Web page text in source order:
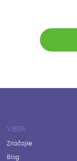
VIBER
Značajke
Blog